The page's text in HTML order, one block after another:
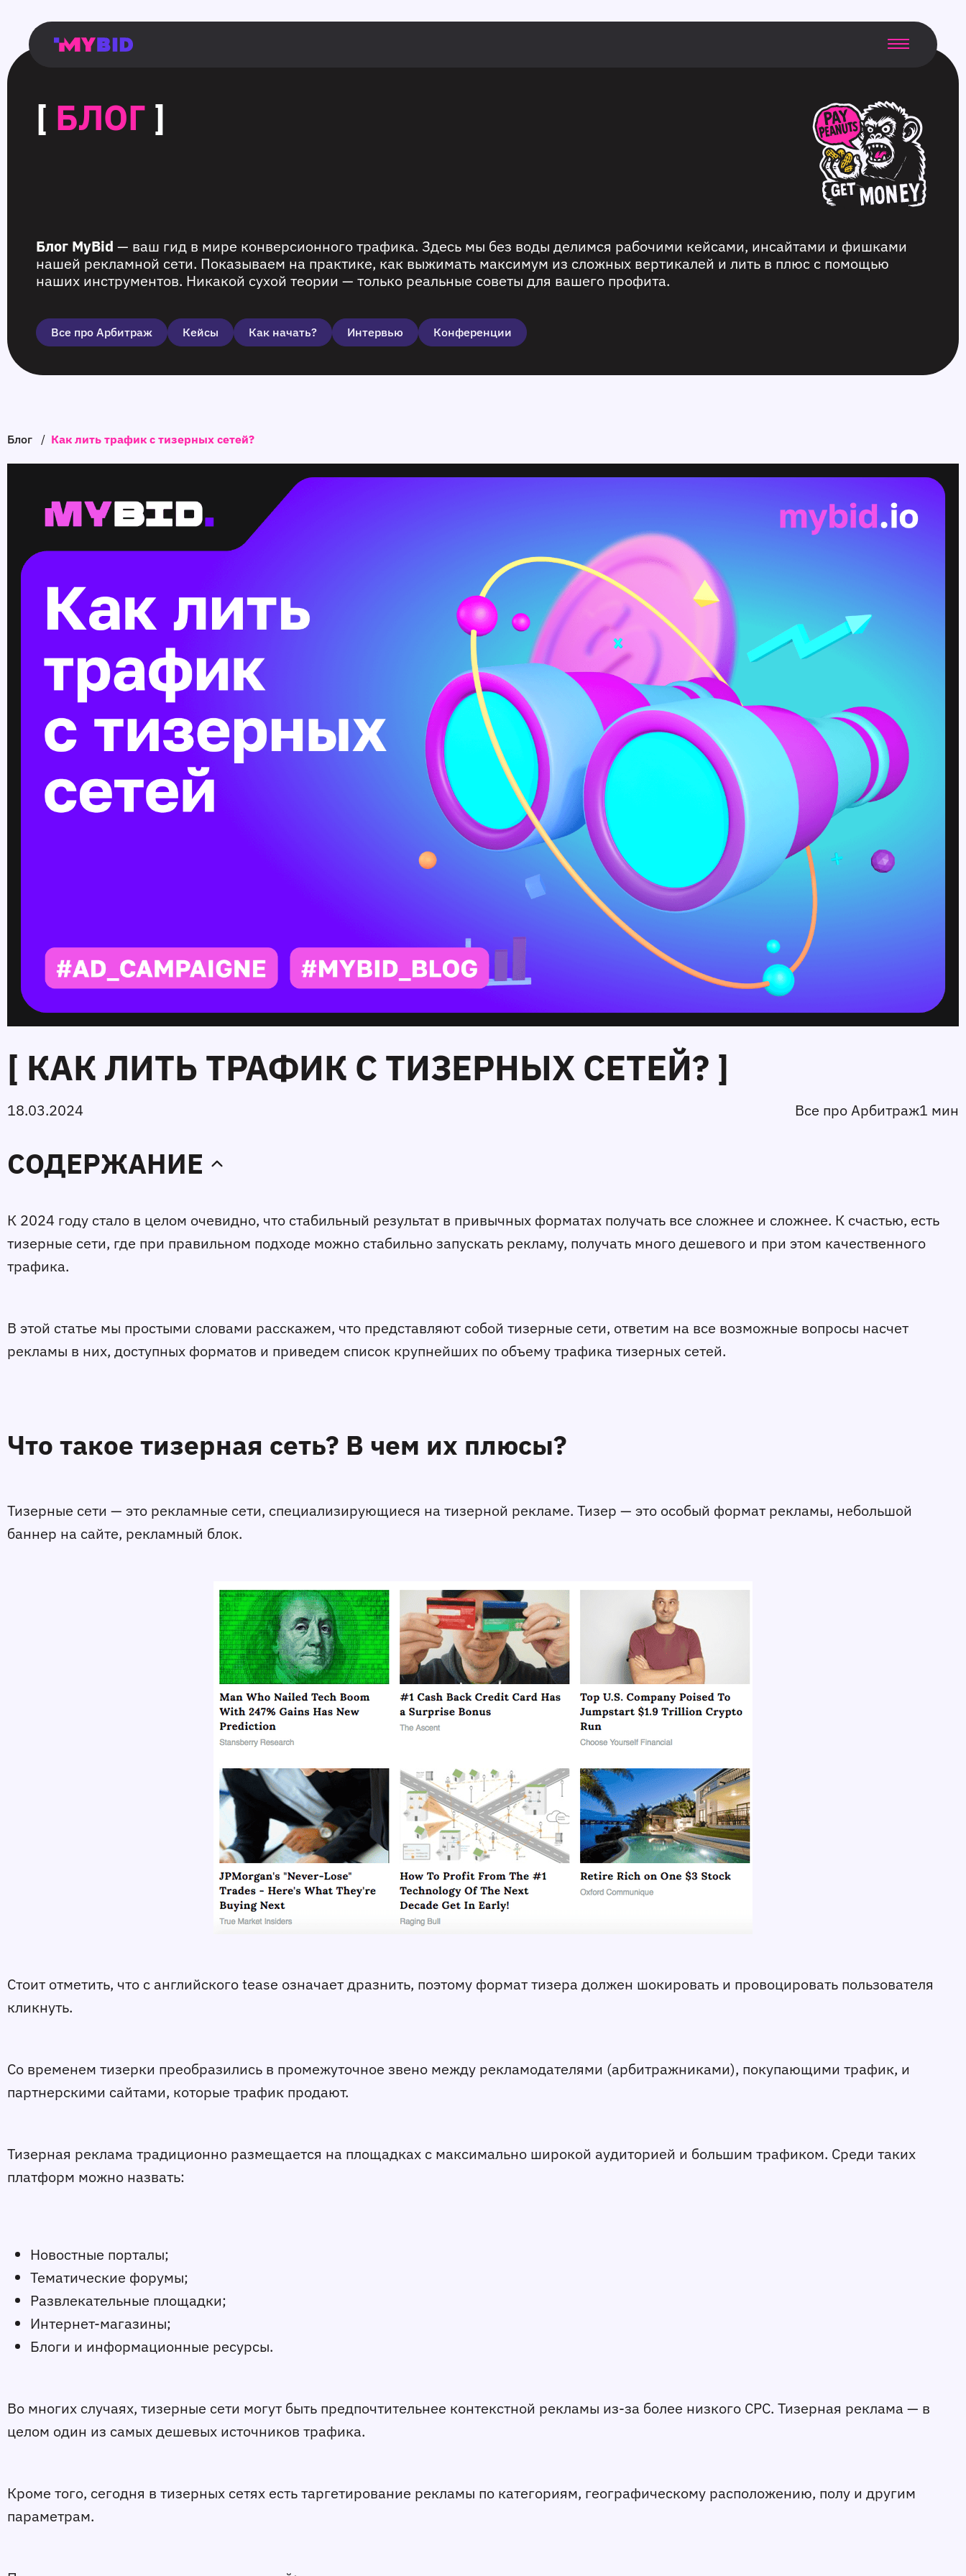
Главная
Гибкий
таргетинг
Возможности
Форматы
TMA
Главная
Домонетизация
TMA
Блог
Главная
страница
Main
page
Flexible
targeting
Opportunities
Formats
TMA
Main
page
Extra
monetization
TMA
Blog
Main
page
[ БЛОГ ]
Блог MyBid — ваш гид в мире конверсионного трафика. Здесь мы без воды делимся рабочими кейсами, инсайтами и фишками
нашей рекламной сети. Показываем на практике, как выжимать максимум из сложных вертикалей и лить в плюс с помощью
наших инструментов. Никакой сухой теории — только реальные советы для вашего профита.
Все про Арбитраж Кейсы Как начать? Интервью Конференции
Блог / Как лить трафик с тизерных сетей?
[ КАК ЛИТЬ ТРАФИК С ТИЗЕРНЫХ СЕТЕЙ? ]
18.03.2024 Все про Арбитраж1 мин
СОДЕРЖАНИЕ
К 2024 году стало в целом очевидно, что стабильный результат в привычных форматах получать все сложнее и сложнее. К счастью, есть
тизерные сети, где при правильном подходе можно стабильно запускать рекламу, получать много дешевого и при этом качественного
трафика.
В этой статье мы простыми словами расскажем, что представляют собой тизерные сети, ответим на все возможные вопросы насчет
рекламы в них, доступных форматов и приведем список крупнейших по объему трафика тизерных сетей.
Что такое тизерная сеть? В чем их плюсы?
Тизерные сети — это рекламные сети, специализирующиеся на тизерной рекламе. Тизер — это особый формат рекламы, небольшой
баннер на сайте, рекламный блок.
Стоит отметить, что с английского tease означает дразнить, поэтому формат тизера должен шокировать и провоцировать пользователя
кликнуть.
Cо временем тизерки преобразились в промежуточное звено между рекламодателями (арбитражниками), покупающими трафик, и
партнерскими сайтами, которые трафик продают.
Тизерная реклама традиционно размещается на площадках с максимально широкой аудиторией и большим трафиком. Среди таких
платформ можно назвать:
Новостные порталы;
Тематические форумы;
Развлекательные площадки;
Интернет-магазины;
Блоги и информационные ресурсы.
Во многих случаях, тизерные сети могут быть предпочтительнее контекстной рекламы из-за более низкого CPC. Тизерная реклама — в
целом один из самых дешевых источников трафика.
Кроме того, сегодня в тизерных сетях есть таргетирование рекламы по категориям, географическому расположению, полу и другим
параметрам.